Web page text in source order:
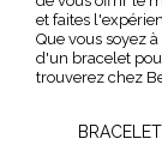
et faites
Que vous soyez
d'un bracelet
trouverez chez